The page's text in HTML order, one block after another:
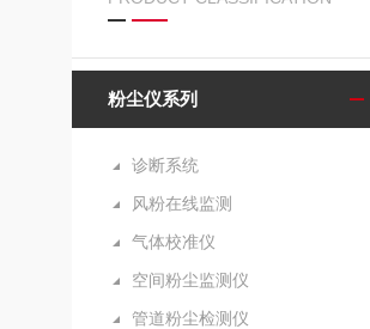
粉尘仪系列
诊断系统
风粉在线监测
气体校准仪
空间粉尘监测仪
管道粉尘检测仪